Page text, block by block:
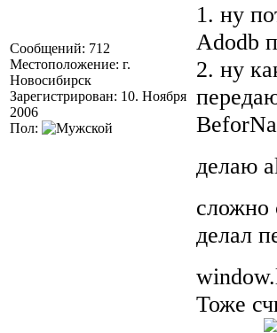
Сообщений: 712
Местоположение: г.
Новосибирск
Зарегистрирован: 10. Ноября
2006
Пол:
1. ну
Adodb
2. ну
делаю
сложно
делал
Тоже